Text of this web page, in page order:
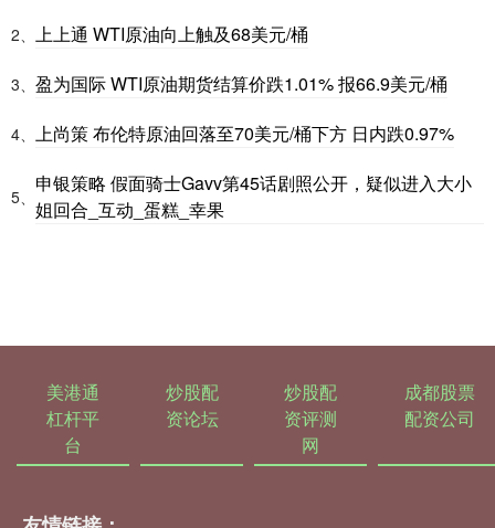
2、 上上通 WTI原油向上触及68美元/桶
3、 盈为国际 WTI原油期货结算价跌1.01% 报66.9美元/桶
4、 上尚策 布伦特原油回落至70美元/桶下方 日内跌0.97%
5、
申银策略 假面骑士Gavv第45话剧照公开，疑似进入大小
姐回合_互动_蛋糕_幸果
美港通
杠杆平
台
炒股配
资论坛
炒股配
资评测
网
成都股票
配资公司